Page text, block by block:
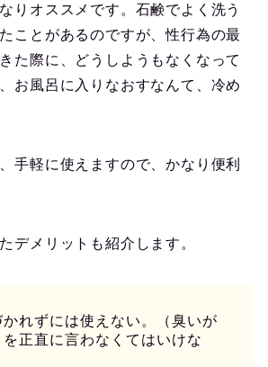
りオススメです。石鹸でよく洗う
ことがあるのですが、性行為の最
た際に、どうしようもなくなって
お風呂に入りなおすなんて、冷め
手軽に使えますので、かなり便利
デメリットも紹介します。
れずには使えない。（臭いが
正直に言わなくてはいけな